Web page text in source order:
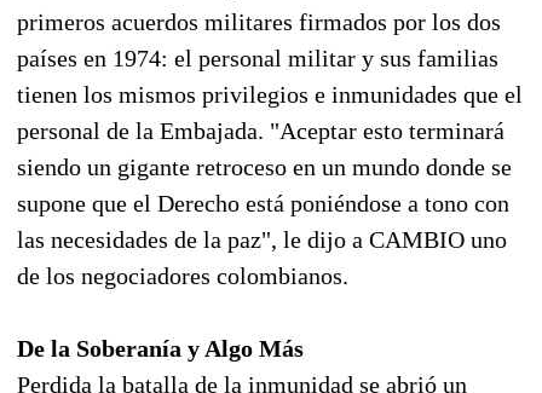
primeros acuerdos militares firmados por los dos
países en 1974: el personal militar y sus familias
tienen los mismos privilegios e inmunidades que el
personal de la Embajada. "Aceptar esto terminará
siendo un gigante retroceso en un mundo donde se
supone que el Derecho está poniéndose a tono con
las necesidades de la paz", le dijo a CAMBIO uno
de los negociadores colombianos.
De la Soberanía y Algo Más
Perdida la batalla de la inmunidad se abrió un